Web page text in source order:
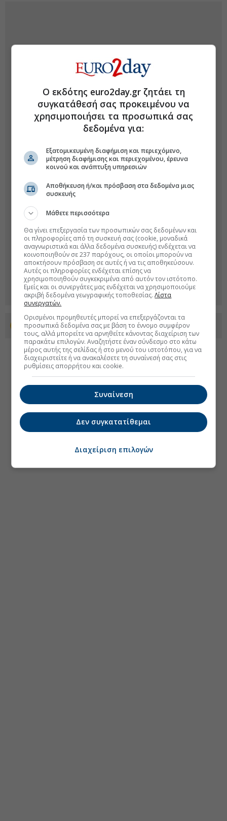
Προσθέστε το euro2day.gr στο Discover
Ο εκδότης euro2day.gr ζητάει τη
συγκατάθεσή σας προκειμένου να
χρησιμοποιήσει τα προσωπικά σας
δεδομένα για:
Εξατομικευμένη διαφήμιση και περιεχόμενο,
μέτρηση διαφήμισης και περιεχομένου, έρευνα
κοινού και ανάπτυξη υπηρεσιών
Αποθήκευση ή/και πρόσβαση στα δεδομένα μιας
συσκευής
Μάθετε περισσότερα
Θα γίνει επεξεργασία των προσωπικών σας δεδομένων και
οι πληροφορίες από τη συσκευή σας (cookie, μοναδικά
αναγνωριστικά και άλλα δεδομένα συσκευής) ενδέχεται να
κοινοποιηθούν σε 237 παρόχους, οι οποίοι μπορούν να
αποκτήσουν πρόσβαση σε αυτές ή να τις αποθηκεύσουν.
Αυτές οι πληροφορίες ενδέχεται επίσης να
χρησιμοποιηθούν συγκεκριμένα από αυτόν τον ιστότοπο.
Εμείς και οι συνεργάτες μας ενδέχεται να χρησιμοποιούμε
ακριβή δεδομένα γεωγραφικής τοποθεσίας.Λίστα
συνεργατών.
Ορισμένοι προμηθευτές μπορεί να επεξεργάζονται τα
προσωπικά δεδομένα σας με βάση το έννομο συμφέρον
τους, αλλά μπορείτε να αρνηθείτε κάνοντας διαχείριση των
παρακάτω επιλογών. Αναζητήστε έναν σύνδεσμο στο κάτω
μέρος αυτής της σελίδας ή στο μενού του ιστοτόπου, για να
διαχειριστείτε ή να ανακαλέσετε τη συναίνεσή σας στις
ρυθμίσεις απορρήτου και cookie.
Συναίνεση
Δεν συγκατατίθεμαι
Διαχείριση επιλογών